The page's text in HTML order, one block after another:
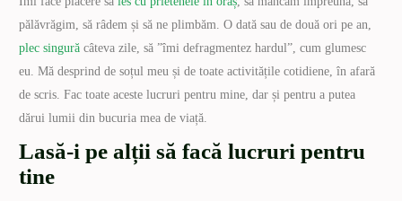
pălăvrăgim, să râdem și să ne plimbăm. O dată sau de două ori pe an,
plec singură câteva zile, să ”îmi defragmentez hardul”, cum glumesc
eu. Mă desprind de soțul meu și de toate activitățile cotidiene, în afară
de scris. Fac toate aceste lucruri pentru mine, dar și pentru a putea
dărui lumii din bucuria mea de viață.
Lasă-i pe alții să facă lucruri pentru
tine